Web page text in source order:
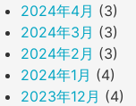
2024年4月 (3)
2024年3月 (3)
2024年2月 (3)
2024年1月 (4)
2023年12月 (4)